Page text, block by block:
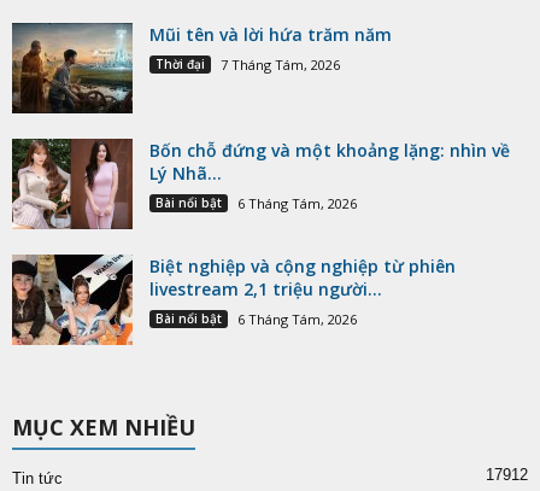
Mũi tên và lời hứa trăm năm
Thời đại 7 Tháng Tám, 2026
Bốn chỗ đứng và một khoảng lặng: nhìn về
Lý Nhã...
Bài nổi bật 6 Tháng Tám, 2026
Biệt nghiệp và cộng nghiệp từ phiên
livestream 2,1 triệu người...
Bài nổi bật 6 Tháng Tám, 2026
MỤC XEM NHIỀU
Tin tức 17912